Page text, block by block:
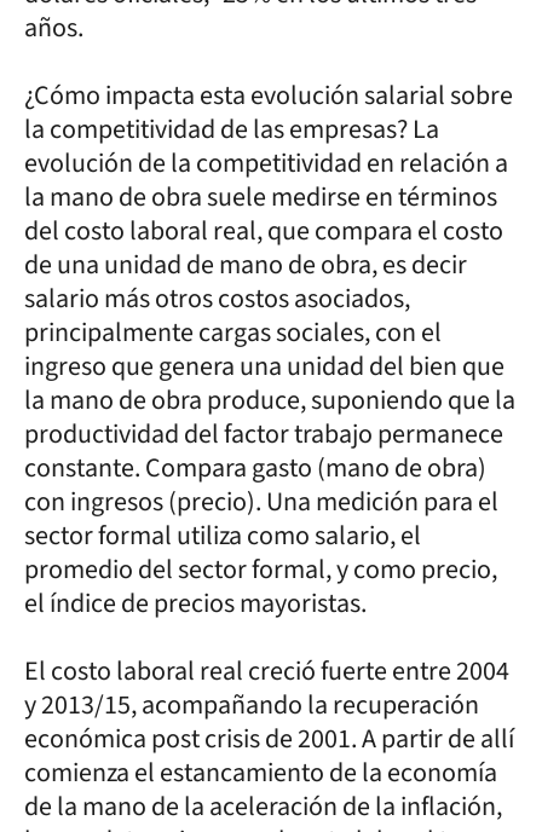
años.
¿Cómo impacta esta evolución salarial sobre
la competitividad de las empresas? La
evolución de la competitividad en relación a
la mano de obra suele medirse en términos
del costo laboral real, que compara el costo
de una unidad de mano de obra, es decir
salario más otros costos asociados,
principalmente cargas sociales, con el
ingreso que genera una unidad del bien que
la mano de obra produce, suponiendo que la
productividad del factor trabajo permanece
constante. Compara gasto (mano de obra)
con ingresos (precio). Una medición para el
sector formal utiliza como salario, el
promedio del sector formal, y como precio,
el índice de precios mayoristas.
El costo laboral real creció fuerte entre 2004
y 2013/15, acompañando la recuperación
económica post crisis de 2001. A partir de allí
comienza el estancamiento de la economía
de la mano de la aceleración de la inflación,